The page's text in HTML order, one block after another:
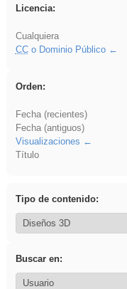
Licencia:
Cualquiera
CCo Dominio Público
Orden:
Fecha (recientes)
Fecha (antiguos)
Visualizaciones
Título
Tipo de contenido:
Buscar en: